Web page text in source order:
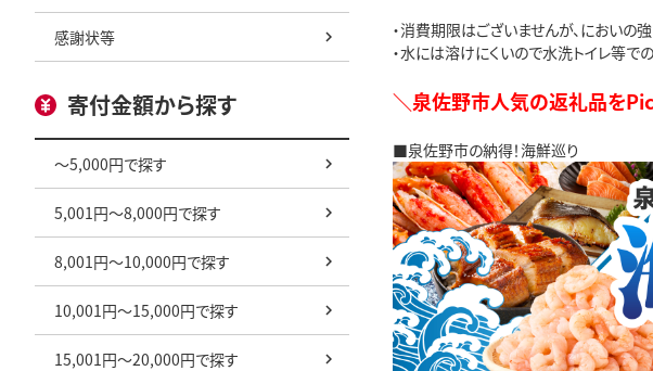
感謝状等
寄付金額から探す
～5,000円で探す
5,001円～8,000円で探す
8,001円～10,000円で探す
10,001円～15,000円で探す
15,001円～20,000円で探す
・消費期限はございませんが、においの
・水には溶けにくいので水洗トイレ等で
＼泉佐野市人気の返礼品を
■泉佐野市の納得！海鮮巡り